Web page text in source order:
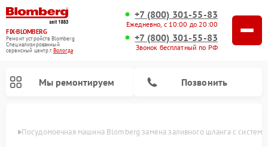
FIX-BLOMBERG
Ремонт устройств Blomberg
Специализированный
cервисный центр г.Вологда
+7 (800) 301-55-83
Ежедневно, с 10:00 до 20:00
+7 (800) 301-55-83
Звонок бесплатный по РФ
Мы ремонтируем Позвонить
Посудомоечная машина Blomberg замена заливного шланга с